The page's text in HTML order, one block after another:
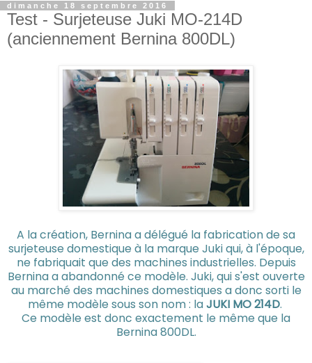
dimanche 18 septembre 2016
Test - Surjeteuse Juki MO-214D
(anciennement Bernina 800DL)
A la création, Bernina a délégué la fabrication de sa
surjeteuse domestique à la marque Juki qui, à l'époque,
ne fabriquait que des machines industrielles. Depuis
Bernina a abandonné ce modèle. Juki, qui s'est ouverte
au marché des machines domestiques a donc sorti le
même modèle sous son nom : laJUKI MO 214D.
Ce modèle est donc exactement le même que la
Bernina 800DL.